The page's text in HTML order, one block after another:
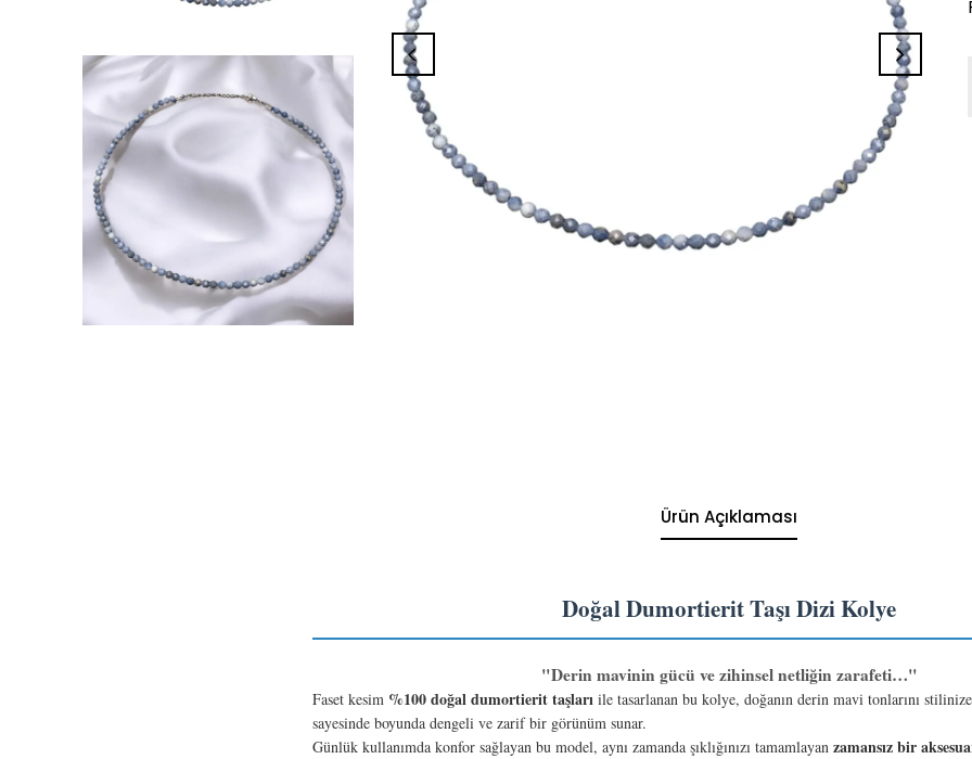
Ürün Açıklaması
Doğal Dumortierit Taşı Dizi Kolye
"Derin mavinin gücü ve zihinsel netliğin zarafeti…"
Faset kesim %100 doğal dumortierit taşları ile tasarlanan bu kolye, doğanın derin mavi tonlarını
sayesinde boyunda dengeli ve zarif bir görünüm sunar.
Günlük kullanımda konfor sağlayan bu model, aynı zamanda şıklığınızı tamamlayan zamansız bir